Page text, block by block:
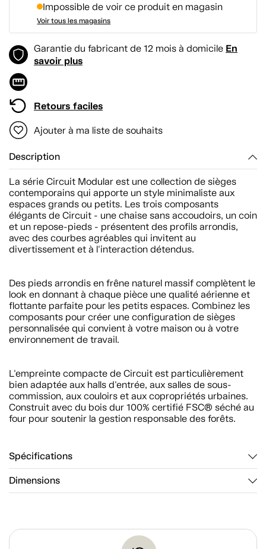
Impossible de voir ce produit en magasin
Voir tous les magasins
Garantie du fabricant de 12 mois à domicile En
savoir plus
Retours faciles
Ajouter à ma liste de souhaits
Description
La série Circuit Modular est une collection de sièges
contemporains qui apporte un style minimaliste aux
espaces grands ou petits. Les trois composants
élégants de Circuit - une chaise sans accoudoirs, un coin
et un repose-pieds - présentent des profils arrondis,
avec des courbes agréables qui invitent au
divertissement et à l'interaction détendus.
Des pieds arrondis en frêne naturel massif complètent le
look en donnant à chaque pièce une qualité aérienne et
flottante parfaite pour les petits espaces. Combinez les
composants pour créer une configuration de sièges
personnalisée qui convient à votre maison ou à votre
environnement de travail.
L'empreinte compacte de Circuit est particulièrement
bien adaptée aux halls d'entrée, aux salles de sous-
commission, aux couloirs et aux copropriétés urbaines.
Construit avec du bois dur 100% certifié FSC® séché au
four pour soutenir la gestion responsable des forêts.
Spécifications
Dimensions